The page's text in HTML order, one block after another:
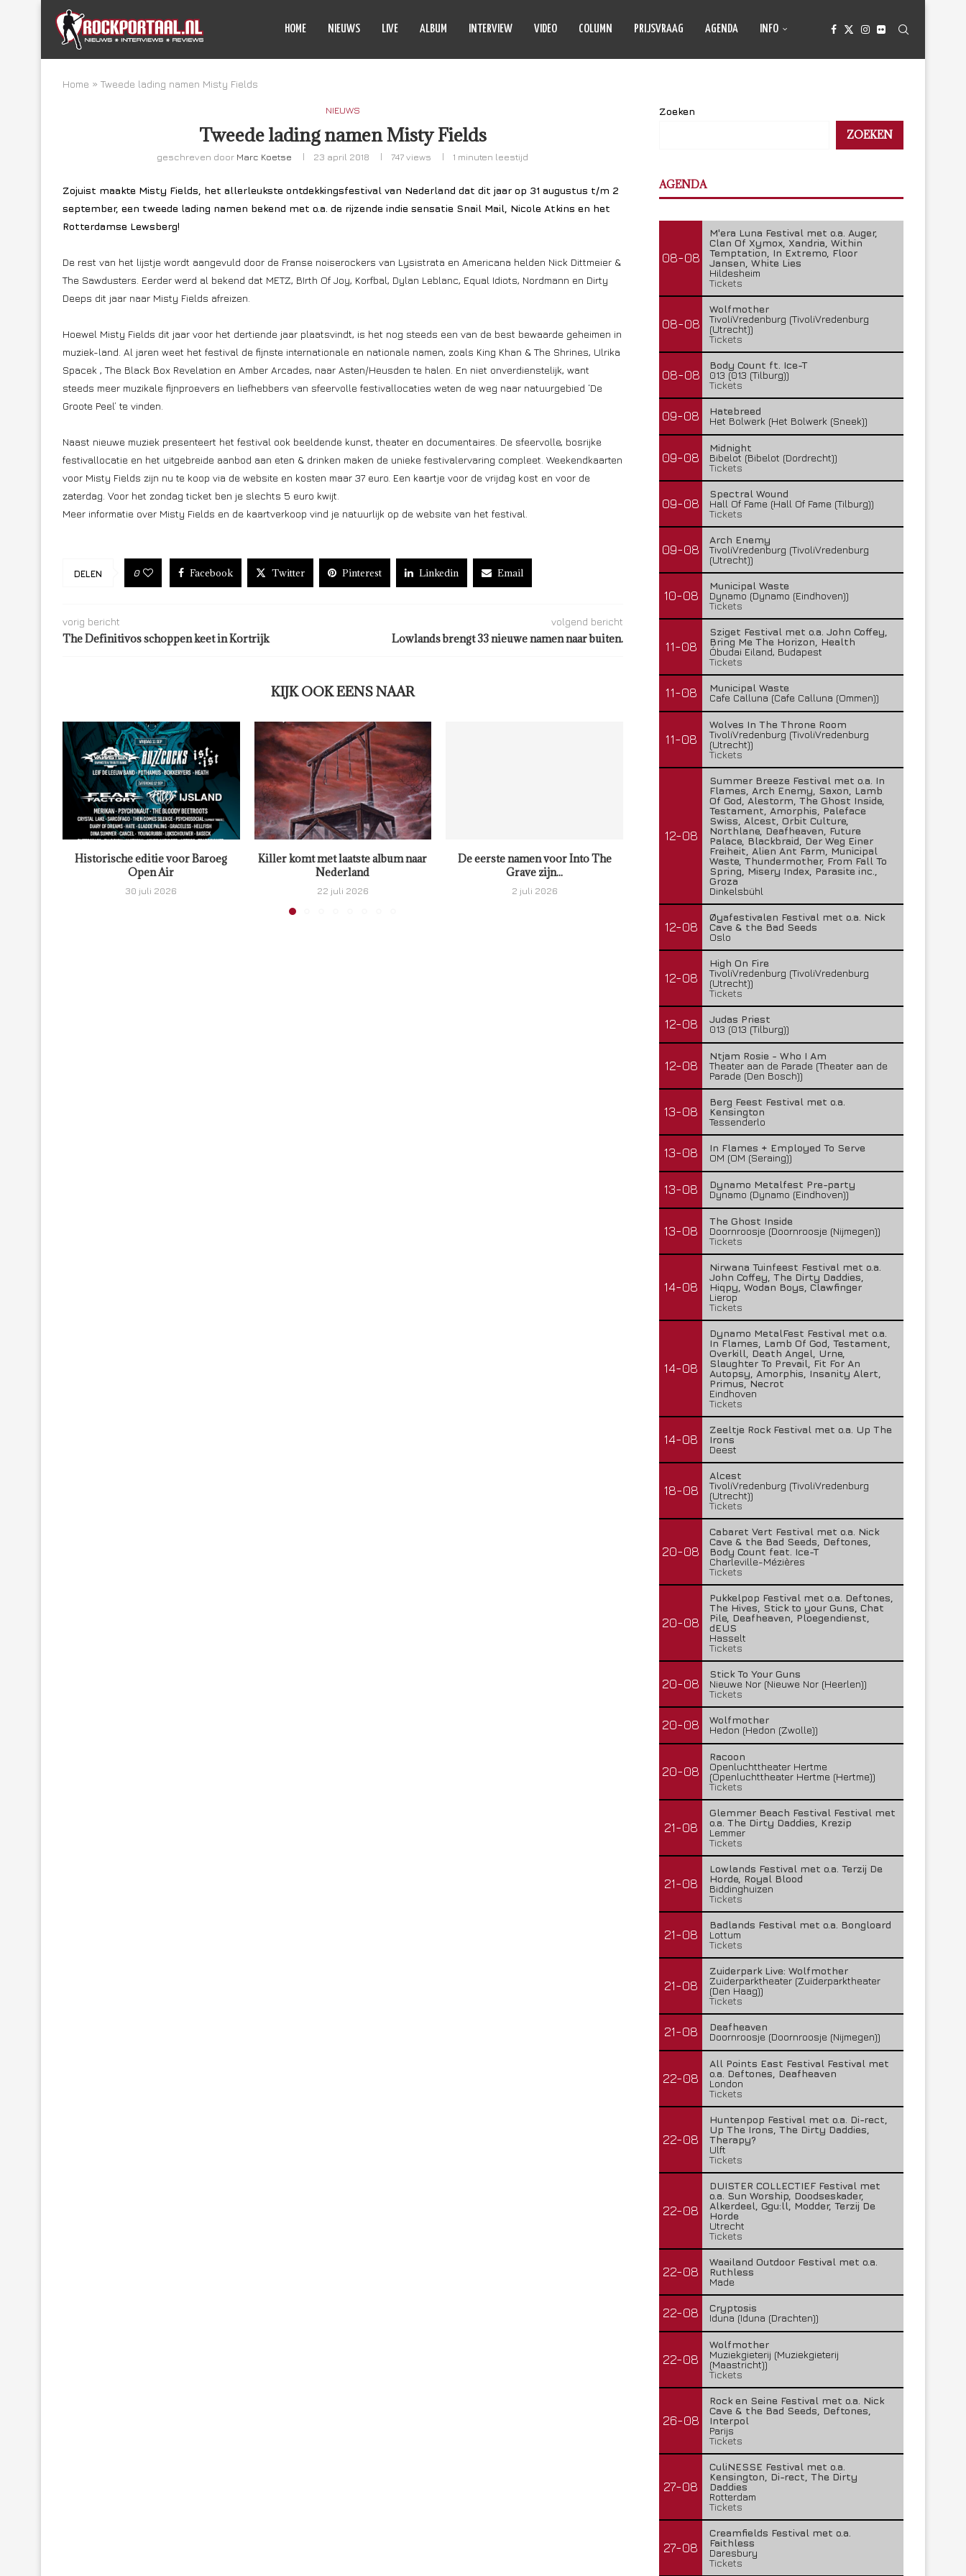
HOME NIEUWS LIVE ALBUM INTERVIEW VIDEO COLUMN PRIJSVRAAG AGENDA INFO
Home » Tweede lading namen Misty Fields
NIEUWS
Tweede lading namen Misty Fields
geschreven door Marc Koetse 23 april 2018 747views 1 minuten leestijd
Zojuist maakte Misty Fields, het allerleukste ontdekkingsfestival van Nederland dat dit jaar op 31 augustus t/m 2
september, een tweede lading namen bekend met o.a. de rijzende indie sensatie Snail Mail, Nicole Atkins en het
Rotterdamse Lewsberg!
De rest van het lijstje wordt aangevuld door de Franse noiserockers van Lysistrata en Americana helden Nick Dittmeier &
The Sawdusters. Eerder werd al bekend dat METZ, BIrth Of Joy, Korfbal, Dylan Leblanc, Equal Idiots, Nordmann en Dirty
Deeps dit jaar naar Misty Fields afreizen.
Hoewel Misty Fields dit jaar voor het dertiende jaar plaatsvindt, is het nog steeds een van de best bewaarde geheimen in
muziek-land. Al jaren weet het festival de fijnste internationale en nationale namen, zoals King Khan & The Shrines, Ulrika
Spacek , The Black Box Revelation en Amber Arcades, naar Asten/Heusden te halen. En niet onverdienstelijk, want
steeds meer muzikale fijnproevers en liefhebbers van sfeervolle festivallocaties weten de weg naar natuurgebied ‘De
Groote Peel’ te vinden.
Naast nieuwe muziek presenteert het festival ook beeldende kunst, theater en documentaires. De sfeervolle, bosrijke
festivallocatie en het uitgebreide aanbod aan eten & drinken maken de unieke festivalervaring compleet. Weekendkaarten
voor Misty Fields zijn nu te koop via de website en kosten maar 37 euro. Een kaartje voor de vrijdag kost en voor de
zaterdag. Voor het zondag ticket ben je slechts 5 euro kwijt.
Meer informatie over Misty Fields en de kaartverkoop vind je natuurlijk op de website van het festival.
DELEN 0 Facebook Twitter Pinterest Linkedin Email
vorig bericht
The Definitivos schoppen keet in Kortrijk
volgend bericht
Lowlands brengt 33 nieuwe namen naar buiten.
KIJK OOK EENS NAAR
Historische editie voor Baroeg
Open Air
30 juli 2026
Killer komt met laatste album naar
Nederland
22 juli 2026
De eerste namen voor Into The
Grave zijn...
2 juli 2026
FleXanT – Bloody Photographer
19 juni 2026
MagnaCult stopt
Zoeken
ZOEKEN
AGENDA
08-08
M'era Luna Festival met o.a. Auger,
Clan Of Xymox, Xandria, Within
Temptation, In Extremo, Floor
Jansen, White Lies
Hildesheim
Tickets
08-08
Wolfmother
TivoliVredenburg (TivoliVredenburg
(Utrecht))
Tickets
08-08
Body Count ft. Ice-T
013 (013 (Tilburg))
Tickets
09-08
Hatebreed
Het Bolwerk (Het Bolwerk (Sneek))
09-08
Midnight
Bibelot (Bibelot (Dordrecht))
Tickets
09-08
Spectral Wound
Hall Of Fame (Hall Of Fame (Tilburg))
Tickets
09-08
Arch Enemy
TivoliVredenburg (TivoliVredenburg
(Utrecht))
10-08
Municipal Waste
Dynamo (Dynamo (Eindhoven))
Tickets
11-08
Sziget Festival met o.a. John Coffey,
Bring Me The Horizon, Health
Óbudai Eiland, Budapest
Tickets
11-08
Municipal Waste
Cafe Calluna (Cafe Calluna (Ommen))
11-08
Wolves In The Throne Room
TivoliVredenburg (TivoliVredenburg
(Utrecht))
Tickets
12-08
Summer Breeze Festival met o.a. In
Flames, Arch Enemy, Saxon, Lamb
Of God, Alestorm, The Ghost Inside,
Testament, Amorphis, Paleface
Swiss, Alcest, Orbit Culture,
Northlane, Deafheaven, Future
Palace, Blackbraid, Der Weg Einer
Freiheit, Alien Ant Farm, Municipal
Waste, Thundermother, From Fall To
Spring, Misery Index, Parasite inc.,
Groza
Dinkelsbühl
12-08
Øyafestivalen Festival met o.a. Nick
Cave & the Bad Seeds
Oslo
12-08
High On Fire
TivoliVredenburg (TivoliVredenburg
(Utrecht))
Tickets
12-08
Judas Priest
013 (013 (Tilburg))
12-08
Ntjam Rosie - Who I Am
Theater aan de Parade (Theater aan de
Parade (Den Bosch))
13-08
Berg Feest Festival met o.a.
Kensington
Tessenderlo
13-08
In Flames + Employed To Serve
OM (OM (Seraing))
13-08
Dynamo Metalfest Pre-party
Dynamo (Dynamo (Eindhoven))
13-08
The Ghost Inside
Doornroosje (Doornroosje (Nijmegen))
Tickets
14-08
Nirwana Tuinfeest Festival met o.a.
John Coffey, The Dirty Daddies,
Hiqpy, Wodan Boys, Clawfinger
Lierop
Tickets
14-08
Dynamo MetalFest Festival met o.a.
In Flames, Lamb Of God, Testament,
Overkill, Death Angel, Urne,
Slaughter To Prevail, Fit For An
Autopsy, Amorphis, Insanity Alert,
Primus, Necrot
Eindhoven
Tickets
14-08
Zeeltje Rock Festival met o.a. Up The
Irons
Deest
18-08
Alcest
TivoliVredenburg (TivoliVredenburg
(Utrecht))
Tickets
20-08
Cabaret Vert Festival met o.a. Nick
Cave & the Bad Seeds, Deftones,
Body Count feat. Ice-T
Charleville-Mézières
Tickets
20-08
Pukkelpop Festival met o.a. Deftones,
The Hives, Stick to your Guns, Chat
Pile, Deafheaven, Ploegendienst,
dEUS
Hasselt
Tickets
20-08
Stick To Your Guns
Nieuwe Nor (Nieuwe Nor (Heerlen))
Tickets
20-08
Wolfmother
Hedon (Hedon (Zwolle))
20-08
Racoon
Openluchttheater Hertme
(Openluchttheater Hertme (Hertme))
Tickets
21-08
Glemmer Beach Festival Festival met
o.a. The Dirty Daddies, Krezip
Lemmer
Tickets
21-08
Lowlands Festival met o.a. Terzij De
Horde, Royal Blood
Biddinghuizen
Tickets
21-08
Badlands Festival met o.a. Bongloard
Lottum
Tickets
21-08
Zuiderpark Live: Wolfmother
Zuiderparktheater (Zuiderparktheater
(Den Haag))
Tickets
21-08
Deafheaven
Doornroosje (Doornroosje (Nijmegen))
22-08
All Points East Festival Festival met
o.a. Deftones, Deafheaven
London
Tickets
22-08
Huntenpop Festival met o.a. Di-rect,
Up The Irons, The Dirty Daddies,
Therapy?
Ulft
Tickets
22-08
DUISTER COLLECTIEF Festival met
o.a. Sun Worship, Doodseskader,
Alkerdeel, Ggu:ll, Modder, Terzij De
Horde
Utrecht
Tickets
22-08
Waailand Outdoor Festival met o.a.
Ruthless
Made
22-08
Cryptosis
Iduna (Iduna (Drachten))
22-08
Wolfmother
Muziekgieterij (Muziekgieterij
(Maastricht))
Tickets
26-08
Rock en Seine Festival met o.a. Nick
Cave & the Bad Seeds, Deftones,
Interpol
Parijs
Tickets
27-08
CuliNESSE Festival met o.a.
Kensington, Di-rect, The Dirty
Daddies
Rotterdam
Tickets
27-08
Creamfields Festival met o.a.
Faithless
Daresbury
Tickets